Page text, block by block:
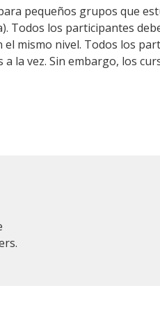
pequeños grupos que
los participantes
mismo nivel. Todos los
la vez. Sin embargo, los